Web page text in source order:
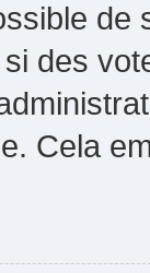
de
des
Cela